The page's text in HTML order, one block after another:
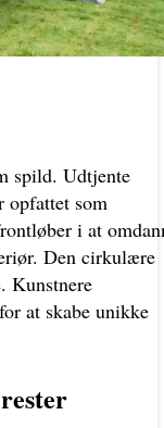
spild. Udtjente
opfattet som
i at
Den cirkulære
Kunstnere
at skabe unikke